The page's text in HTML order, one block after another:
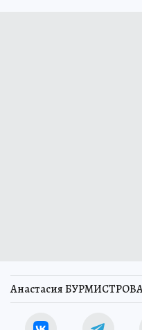
Анастасия